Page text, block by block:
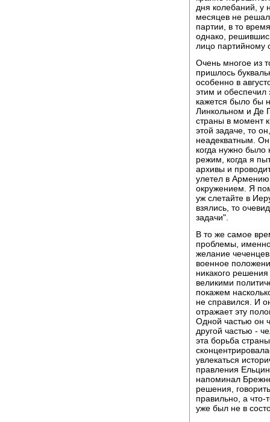
дня колебаний, у
месяцев не
партии, в то
однако,
лицо партийному
Очень многое из
пришлось
особенно в
этим и обеспечил
кажется было бы
Линкольном и Де
страны в момент
этой задаче, то
неадекватным. Он
когда нужно было
режим, когда я
архивы и
улетел в
окружением. Я
уж слетайте в
взялись, то
задачи".
В то же самое
проблемы,
желание
военное
никакого
великими
покажем
не справился. И
отражает эту
Одной частью он
другой частью -
эта борьба
увлекаться
правления
напоминал
решения,
правильно, а
уже был не в